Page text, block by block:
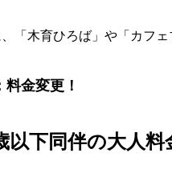
「木育ひろば」や「カフ
料金変更！
以下同伴の大人